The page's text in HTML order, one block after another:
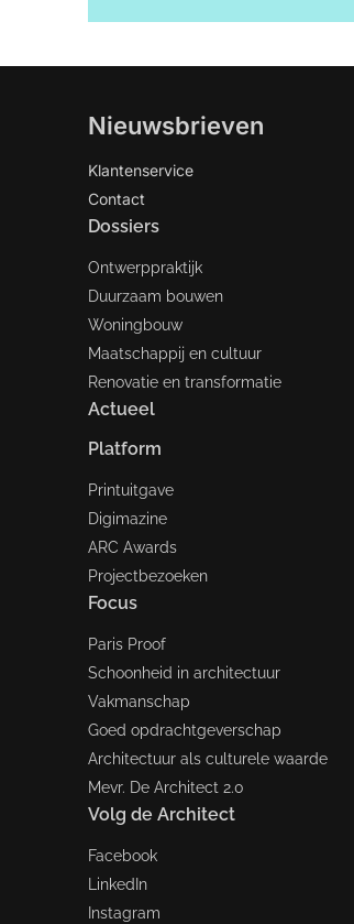
Nieuwsbrieven
Klantenservice
Contact
Dossiers
Ontwerppraktijk
Duurzaam bouwen
Woningbouw
Maatschappij en cultuur
Renovatie en transformatie
Actueel
Platform
Printuitgave
Digimazine
ARC Awards
Projectbezoeken
Focus
Paris Proof
Schoonheid in architectuur
Vakmanschap
Goed opdrachtgeverschap
Architectuur als culturele waarde
Mevr. De Architect 2.0
Volg de Architect
Facebook
LinkedIn
Instagram